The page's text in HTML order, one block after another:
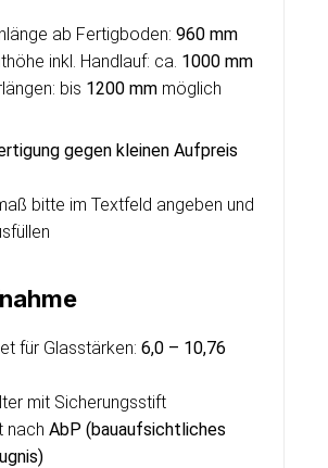
ab Fertigboden: 960 mm
inkl. Handlauf: ca. 1000 mm
bis 1200 mm möglich
gegen kleinen Aufpreis
bitte im Textfeld angeben und
für Glasstärken: 6,0 – 10,76
mit Sicherungsstift
nach AbP (bauaufsichtliches